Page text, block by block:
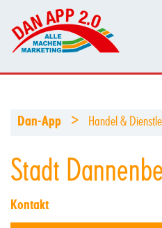
Dan-App > Handel &
Stadt
Kontakt